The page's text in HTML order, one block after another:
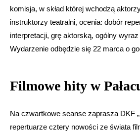
komisja, w skład której wchodzą
instruktorzy teatralni, ocenia: dobór
interpretacji, grę aktorską, ogólny
Wydarzenie odbędzie się 22 marca o
Filmowe hity w
Na czwartkowe seanse zaprasza DKF
repertuarze cztery nowości ze świata